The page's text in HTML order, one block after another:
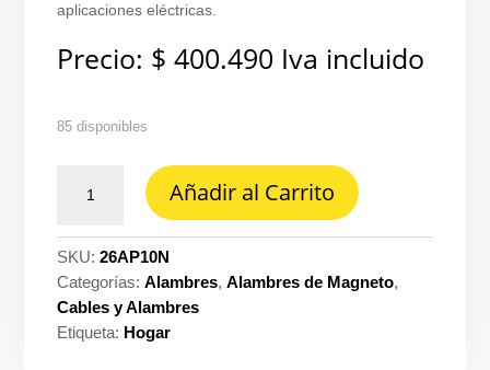
aplicaciones eléctricas.
Precio: $ 400.490 Iva incluido
85 disponibles
10
negro
Prysmian
-
Añadir al Carrito
SKU:26AP10N
Categorías:Alambres,Alambres de Magneto,
Cables y Alambres
Etiqueta: Hogar